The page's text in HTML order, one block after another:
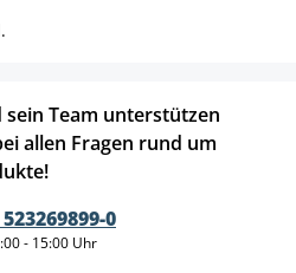
sein Team unterstützen
allen Fragen rund um
0
- 15:00 Uhr